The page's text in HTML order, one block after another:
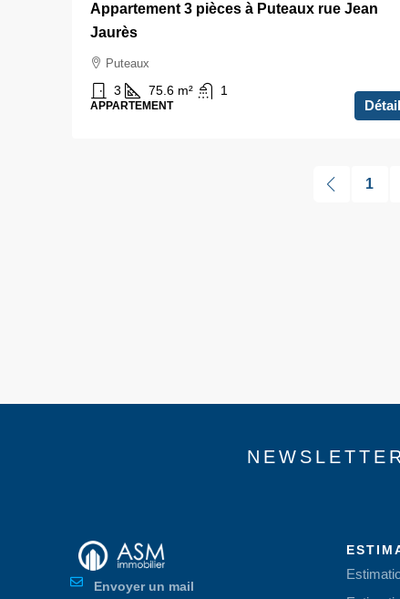
Appartement 3 pièces à Puteaux rue Jean
Jaurès
Puteaux
3 75.6 m² 1
APPARTEMENT
1
Envoyer un mail